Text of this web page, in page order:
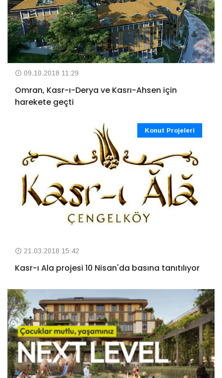
09.10.2018 11:29
Omran, Kasr-ı-Derya ve Kasrı-Ahsen için
harekete geçti
Konut Projeleri
21.03.2018 15:42
Kasr-ı Ala projesi 10 Nisan'da basına tanıtılıyor